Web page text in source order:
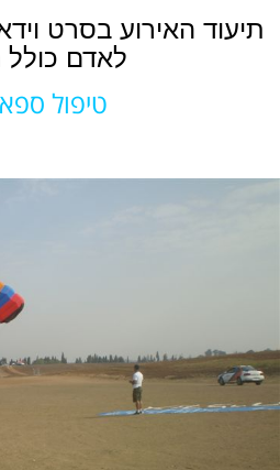
לאדם
טיפול ספא